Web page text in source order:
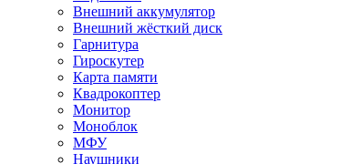
Внешний аккумулятор
Внешний жёсткий диск
Гарнитура
Гироскутер
Карта памяти
Квадрокоптер
Монитор
Моноблок
МФУ
Наушники